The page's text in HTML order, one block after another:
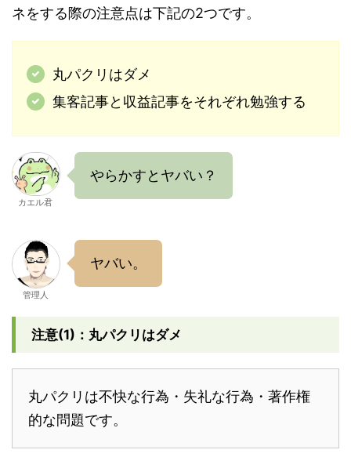
ネをする際の注意点は下記の2つです。
丸パクリはダメ
集客記事と収益記事をそれぞれ勉強する
カエル君
やらかすとヤバい？
管理人
ヤバい。
注意(1)：丸パクリはダメ
丸パクリは不快な行為・失礼な行為・著作権
的な問題です。